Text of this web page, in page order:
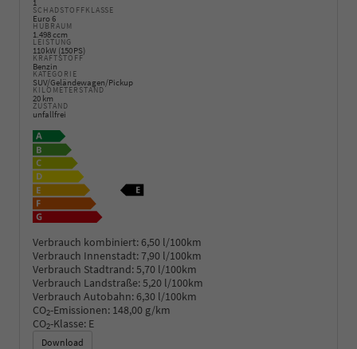
1
SCHADSTOFFKLASSE
Euro 6
HUBRAUM
1.498 ccm
LEISTUNG
110 kW (150 PS)
KRAFTSTOFF
Benzin
KATEGORIE
SUV/Geländewagen/Pickup
KILOMETERSTAND
20 km
ZUSTAND
unfallfrei
Verbrauch kombiniert: 6,50 l/100km
Verbrauch Innenstadt:7,90 l/100km
Verbrauch Stadtrand:5,70 l/100km
Verbrauch Landstraße:5,20 l/100km
Verbrauch Autobahn: 6,30 l/100km
CO2-Emissionen: 148,00 g/km
CO2-Klasse: E
Download